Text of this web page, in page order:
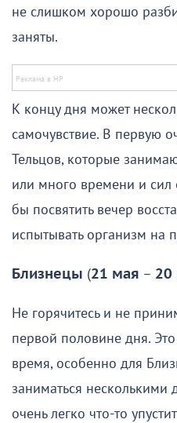
не слишком хорошо
заняты.
К концу дня может
самочувствие. В первую
Тельцов, которые
или много времени и сил
бы посвятить вечер
испытывать организм на
Близнецы (21 мая – 20
Не горячитесь и не
первой половине дня.
время, особенно для
заниматься несколькими
очень легко что-то